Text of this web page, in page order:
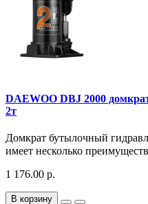
DAEWOO DBJ 2000
2т
Домкрат бутылочный
имеет несколько
1 176.00 р.
В корзину